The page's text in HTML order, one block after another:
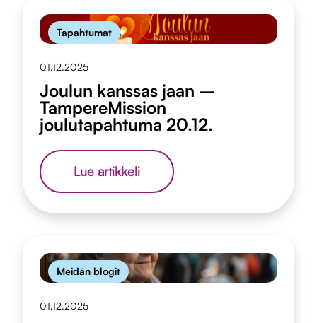
Tapahtumat
01.12.2025
Joulun kanssas jaan –
TampereMission
joulutapahtuma 20.12.
Lue artikkeliJoulun
kanssas
jaan
–
20.12.
Meidän blogit
01.12.2025